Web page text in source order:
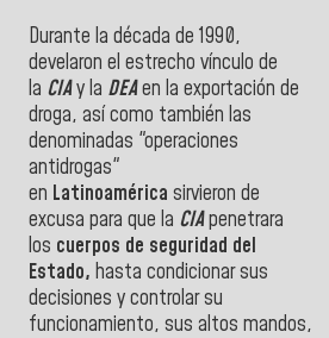
Durante la década de 1990,
develaron el estrecho vínculo de
la CIAy la DEAen la exportación de
droga, así como también las
denominadas "operaciones
antidrogas"
en Latinoamérica sirvieron de
excusa para que la CIApenetrara
los cuerpos de seguridad del
Estado, hasta condicionar sus
decisiones y controlar su
funcionamiento, sus altos mandos,